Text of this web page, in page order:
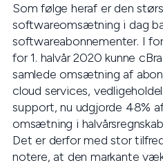
Som følge heraf er den
softwareomsætning i dag
softwareabonnementer. I
for 1. halvår 2020 kunne
samlede omsætning af
cloud services,
support, nu udgjorde 48%
omsætning i
Det er derfor med stor
notere, at den markante